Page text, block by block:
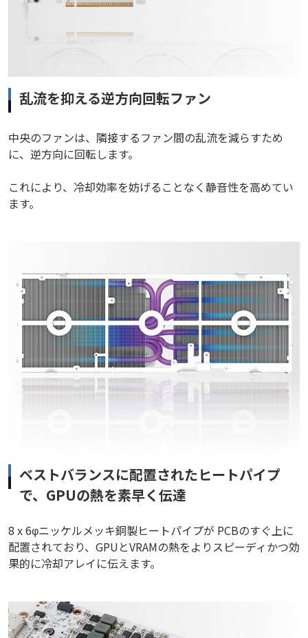
乱流を抑える逆方向回転ファン
中央のファンは、隣接するファン間の乱流を減らすため
に、逆方向に回転します。
これにより、冷却効率を妨げることなく静音性を高めてい
ます。
ベストバランスに配置されたヒートパイプ
で、GPUの熱を素早く伝達
8 x 6φニッケルメッキ銅製ヒートパイプが PCBのすぐ上に
配置されており、GPUとVRAMの熱をよりスピーディかつ効
果的に冷却アレイに伝えます。